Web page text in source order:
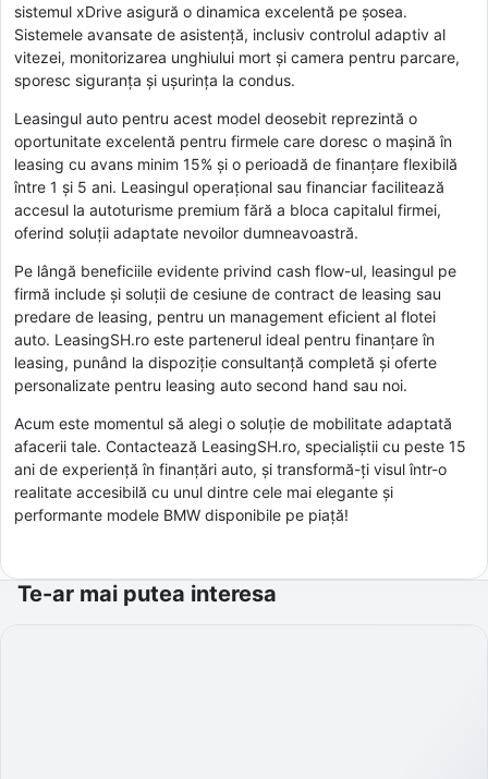
sistemul xDrive asigură o dinamica excelentă pe şosea.
Sistemele avansate de asistenţă, inclusiv controlul adaptiv al
vitezei, monitorizarea unghiului mort şi camera pentru parcare,
sporesc siguranţa şi uşurinţa la condus.
Leasingul auto pentru acest model deosebit reprezintă o
oportunitate excelentă pentru firmele care doresc o maşină în
leasing cu avans minim 15% şi o perioadă de finanţare flexibilă
între 1 şi 5 ani. Leasingul operaţional sau financiar facilitează
accesul la autoturisme premium fără a bloca capitalul firmei,
oferind soluţii adaptate nevoilor dumneavoastră.
Pe lângă beneficiile evidente privind cash flow-ul, leasingul pe
firmă include şi soluţii de cesiune de contract de leasing sau
predare de leasing, pentru un management eficient al flotei
auto. LeasingSH.ro este partenerul ideal pentru finanţare în
leasing, punând la dispoziţie consultanţă completă şi oferte
personalizate pentru leasing auto second hand sau noi.
Acum este momentul să alegi o soluţie de mobilitate adaptată
afacerii tale. Contactează LeasingSH.ro, specialiştii cu peste 15
ani de experienţă în finanţări auto, şi transformă-ţi visul într-o
realitate accesibilă cu unul dintre cele mai elegante şi
performante modele BMW disponibile pe piaţă!
Te-ar mai putea interesa